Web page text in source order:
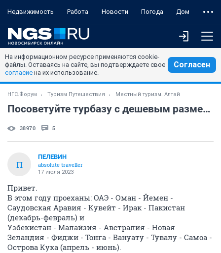
Недвижимость Работа Новости Погода Дом
На информационном ресурсе применяются cookie-
файлы. Оставаясь на сайте, вы подтверждаете свое
согласие на их использование.
Согласен
НГС.Форум Туризм Путешествия Местный туризм. Алтай
Посоветуйте турбазу с дешевым размещением и транспортной доступностью.
38970 5
П
ПЕЛЕВИН
absolute traveller
17 июля 2023
Привет.
В этом году проеханы: ОАЭ - Оман - Йемен -
Саудовская Аравия - Кувейт - Ирак - Пакистан
(декабрь-февраль) и
Узбекистан - Малайзия - Австралия - Новая
Зеландия - Фиджи - Тонга - Вануату - Тувалу - Самоа -
Острова Кука (апрель - июнь).